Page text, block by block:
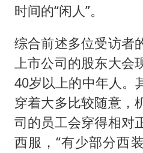
时间的“闲人”。
综合前述多位受访者
上市公司的股东大会
40岁以上的中年人。
穿着大多比较随意，
司的员工会穿得相对
西服，“有少部分西